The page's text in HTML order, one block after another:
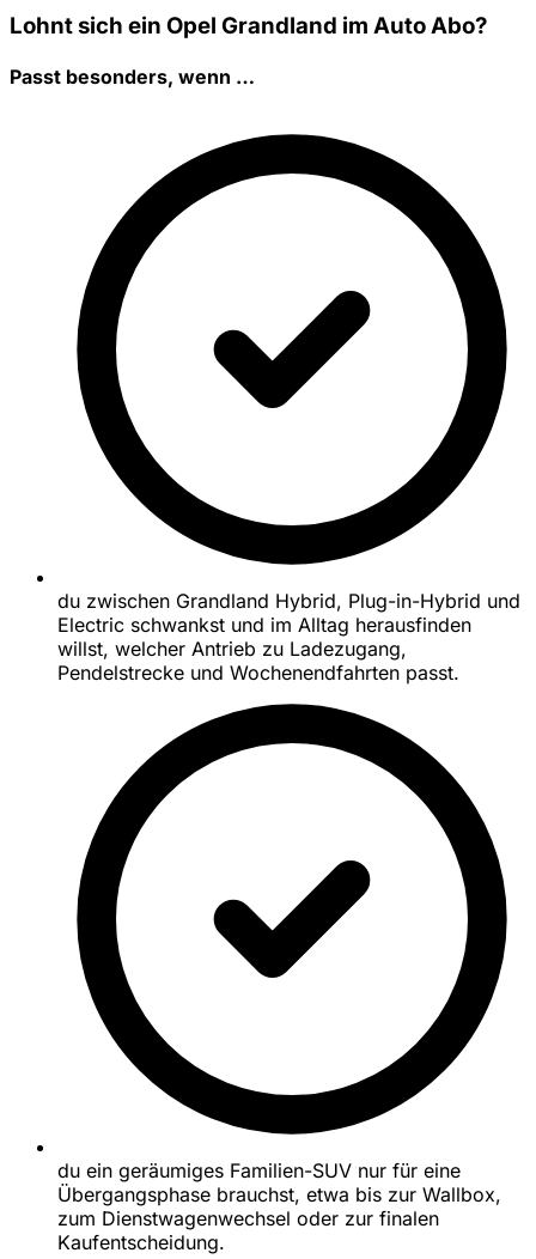
Lohnt sich ein Opel Grandland im Auto Abo?
Passt besonders, wenn …
du zwischen Grandland Hybrid, Plug-in-Hybrid und
Electric schwankst und im Alltag herausfinden
willst, welcher Antrieb zu Ladezugang,
Pendelstrecke und Wochenendfahrten passt.
du ein geräumiges Familien-SUV nur für eine
Übergangsphase brauchst, etwa bis zur Wallbox,
zum Dienstwagenwechsel oder zur finalen
Kaufentscheidung.